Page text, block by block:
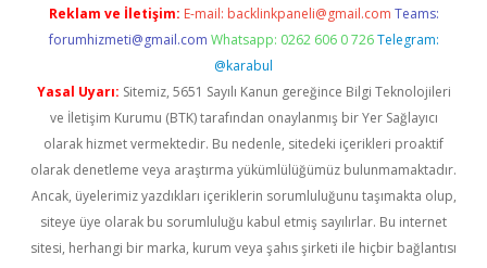
Reklam ve İletişim: E-mail: backlinkpaneli@gmail.com Teams:
forumhizmeti@gmail.com Whatsapp: 0262 606 0 726 Telegram:
@karabul
Yasal Uyarı: Sitemiz, 5651 Sayılı Kanun gereğince Bilgi Teknolojileri
ve İletişim Kurumu (BTK) tarafından onaylanmış bir Yer Sağlayıcı
olarak hizmet vermektedir. Bu nedenle, sitedeki içerikleri proaktif
olarak denetleme veya araştırma yükümlülüğümüz bulunmamaktadır.
Ancak, üyelerimiz yazdıkları içeriklerin sorumluluğunu taşımakta olup,
siteye üye olarak bu sorumluluğu kabul etmiş sayılırlar. Bu internet
sitesi, herhangi bir marka, kurum veya şahıs şirketi ile hiçbir bağlantısı